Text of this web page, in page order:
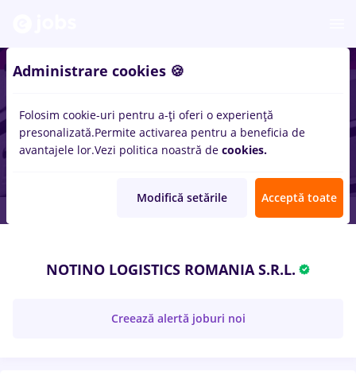
NOTINO LOGISTICS ROMANIA S.R.L.
Creează alertă joburi noi
Administrare cookies 🍪
Folosim cookie-uri pentru a-ți oferi o experiență
presonalizată.Permite activarea pentru a beneficia de
avantajele lor.Vezi politica noastră de cookies.
Modifică setările Acceptă toate